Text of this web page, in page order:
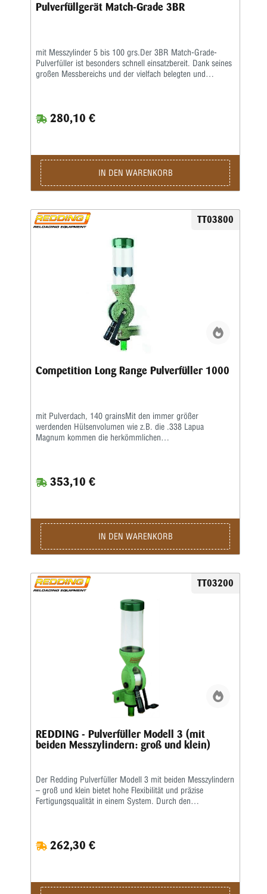
Pulverfüllgerät Match-Grade 3BR
mit Messzylinder 5 bis 100 grs.Der 3BR Match-Grade-
Pulverfüller ist besonders schnell einsatzbereit. Dank seines
großen Messbereichs und der vielfach belegten und
und eine Mikrometerschraube ohne jegliches Spiel.Im
Lieferumfang ist der Träger für Montage auf der
280,10 €
IN DEN WARENKORB
TT03800
Competition Long Range Pulverfüller 1000
mit Pulverdach, 140 grainsMit den immer größer
werdenden Hülsenvolumen wie z.B. die .338 Lapua
Magnum kommen die herkömmlichen
Eigenschaften wie die Match-Grade- oder Competition-
Pulverfüller.Das Gerät ist wie das BR-30 mit einer speziell
140 Grains ausgelegt.
353,10 €
IN DEN WARENKORB
TT03200
REDDING - Pulverfüller Modell 3 (mit
beiden Messzylindern: groß und klein)
Der Redding Pulverfüller Modell 3 mit beiden Messzylindern
– groß und klein bietet hohe Flexibilität und präzise
Fertigungsqualität in einem System. Durch den
und reproduzierbare Einstellungen legen. Das Redding
Pulverfüller Modell 3 ist robust konstruiert und für eine
während die hochwertige Verarbeitung für Langlebigkeit und
262,30 €